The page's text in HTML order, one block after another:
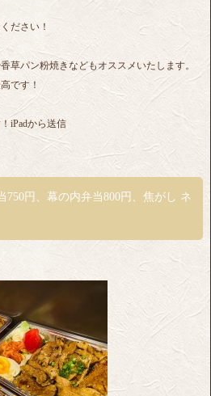
ださい！
草パン粉焼きなどもオススメいたします。
です！
iPadから送信
750円、幕の内弁当800円、焦がし ネ